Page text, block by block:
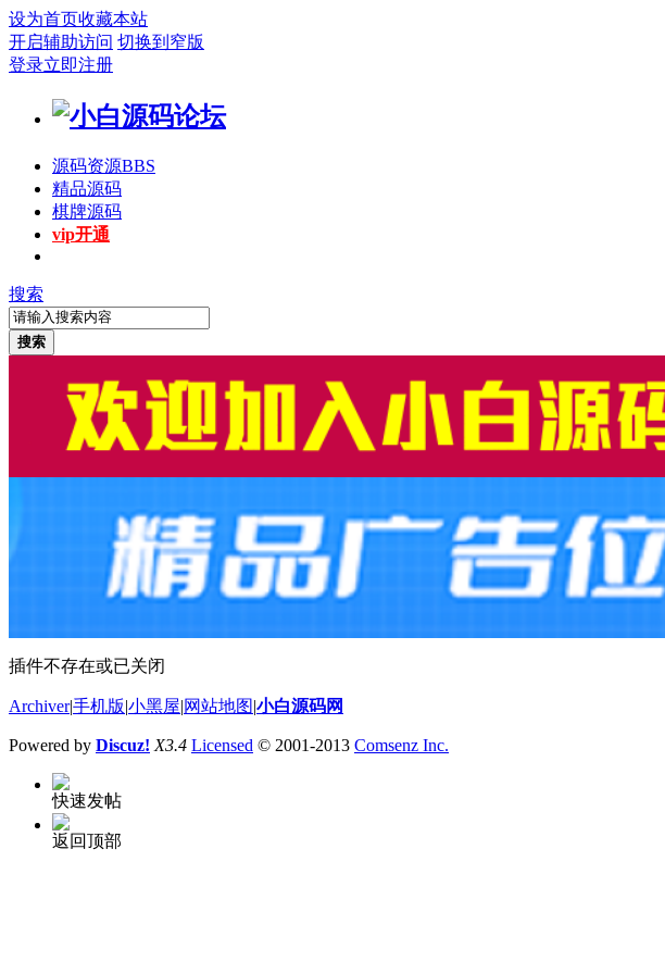
设为首页收藏本站
开启辅助访问 切换到窄版
登录立即注册
源码资源BBS
精品源码
棋牌源码
vip开通
搜索
搜索
插件不存在或已关闭
Archiver|手机版 小黑屋 网站地图 小白源码网
Powered by Discuz! X3.4 Licensed © 2001-2013 Comsenz Inc.
快速发帖
返回顶部